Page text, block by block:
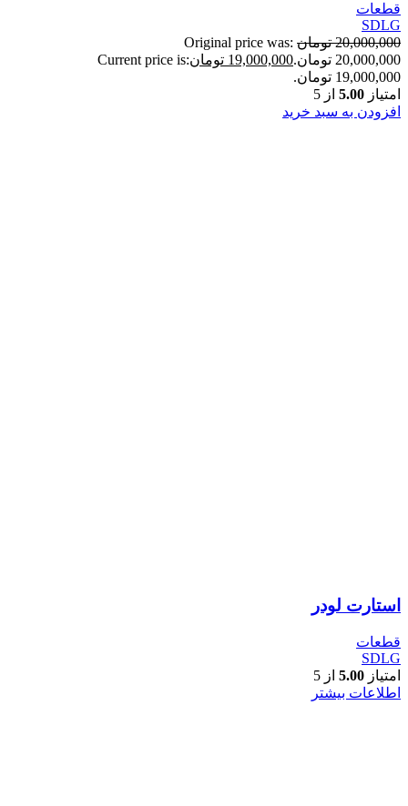
قطعات
SDLG
20,000,000 تومان Original price was:
20,000,000 تومان.
19,000,000 تومانCurrent price is:
19,000,000 تومان.
امتیاز 5.00 از 5
افزودن به سبد خرید
استارت لودر
قطعات
SDLG
امتیاز 5.00 از 5
اطلاعات بیشتر